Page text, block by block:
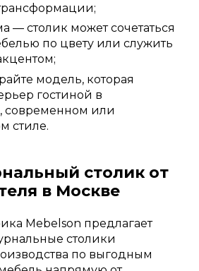
— столик может сочетаться
по цвету или служить
модель, которая
гостиной в
современном или
стиле.
столик от
в Москве
Mebelson предлагает
столики
по выгодным